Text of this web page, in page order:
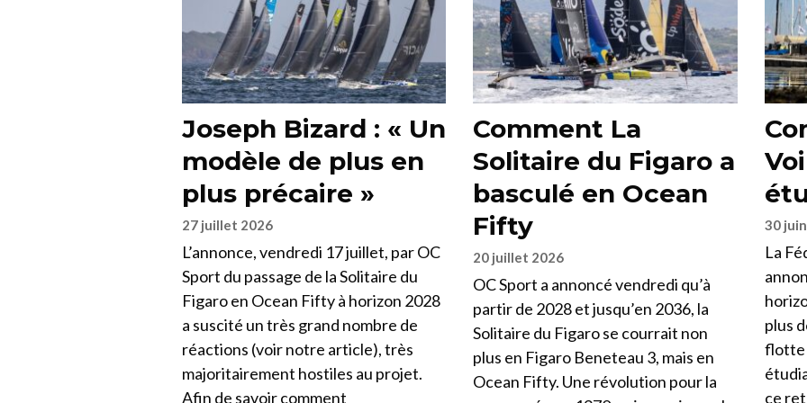
Joseph Bizard : « Un
modèle de plus en
plus précaire »
27 juillet 2026
L’annonce, vendredi 17 juillet, par OC
Sport du passage de la Solitaire du
Figaro en Ocean Fifty à horizon 2028
a suscité un très grand nombre de
réactions (voir notre article), très
majoritairement hostiles au projet.
Afin de savoir comment
Comment La
Solitaire du Figaro a
basculé en Ocean
Fifty
20 juillet 2026
OC Sport a annoncé vendredi qu’à
partir de 2028 et jusqu’en 2036, la
Solitaire du Figaro se courrait non
plus en Figaro Beneteau 3, mais en
Ocean Fifty. Une révolution pour la
30
La
plus
flotte
ce